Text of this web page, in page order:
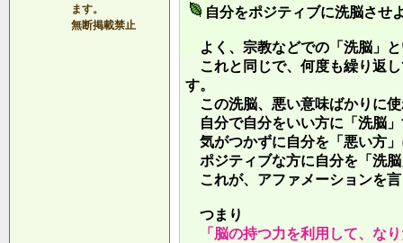
ます。
無断掲載禁止
自分をポジティブに洗脳させ
よく、宗教などでの「洗脳」
これと同じで、何度も繰り返
す。
この洗脳、悪い意味ばかりに
自分で自分をいい方に「洗脳
気がつかずに自分を「悪い方
ポジティブな方に自分を「洗
これが、アファメーションを
つまり
「脳の持つ力を利用して、な